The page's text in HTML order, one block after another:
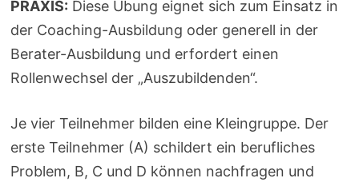
PRAXIS: Diese Übung eignet sich zum Einsatz in
der Coaching-Ausbildung oder generell in der
Berater-Ausbildung und erfordert einen
Rollenwechsel der „Auszubildenden“.
Je vier Teilnehmer bilden eine Kleingruppe. Der
erste Teilnehmer (A) schildert ein berufliches
Problem, B, C und D können nachfragen und